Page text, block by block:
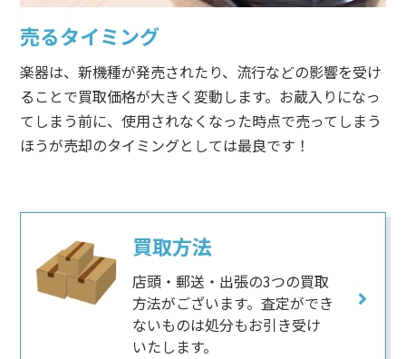
売るタイミング
楽器は、新機種が発売されたり、流行などの影響を受け
ることで買取価格が大きく変動します。お蔵入りになっ
てしまう前に、使用されなくなった時点で売ってしまう
ほうが売却のタイミングとしては最良です！
買取方法
店頭・郵送・出張の3つの買取
方法がございます。査定ができ
ないものは処分もお引き受け
いたします。